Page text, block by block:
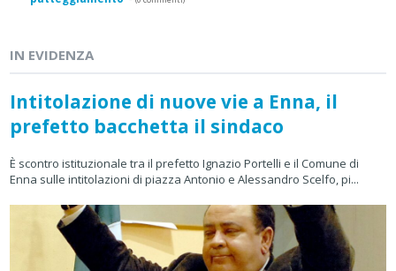
IN EVIDENZA
Intitolazione di nuove vie a Enna, il
prefetto bacchetta il sindaco
È scontro istituzionale tra il prefetto Ignazio Portelli e il Comune di
Enna sulle intitolazioni di piazza Antonio e Alessandro Scelfo, pi...